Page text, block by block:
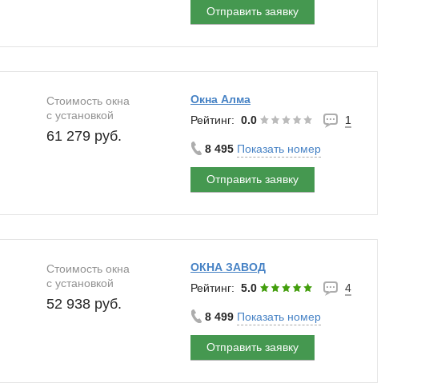
Отправить заявку
Стоимость окна
c установкой
61 279 руб.
Окна Алма
Рейтинг: 0.0 1
8 495 Показать номер
Отправить заявку
Стоимость окна
c установкой
52 938 руб.
ОКНА ЗАВОД
Рейтинг: 5.0 4
8 499 Показать номер
Отправить заявку